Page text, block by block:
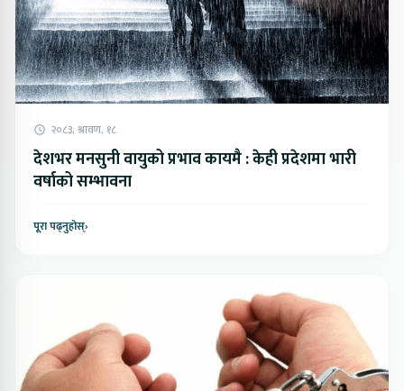
२०८३, श्रावण, १८
देशभर मनसुनी वायुको प्रभाव कायमै : केही प्रदेशमा भारी
वर्षाको सम्भावना
पूरा पढ्नुहोस्›